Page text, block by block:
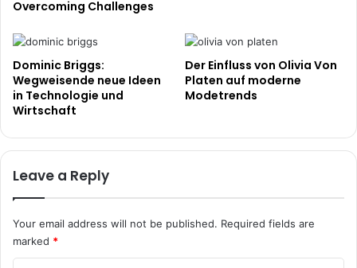
Overcoming Challenges
Dominic Briggs:
Wegweisende neue Ideen
in Technologie und
Wirtschaft
Der Einfluss von Olivia Von
Platen auf moderne
Modetrends
Leave a Reply
Your email address will not be published. Required fields are
marked *